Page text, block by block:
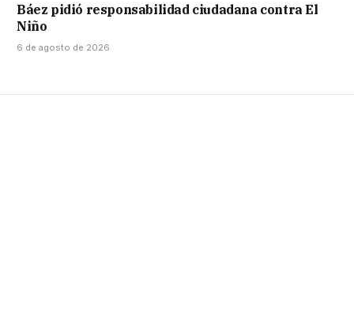
Báez pidió responsabilidad ciudadana contra El
Niño
6 de agosto de 2026